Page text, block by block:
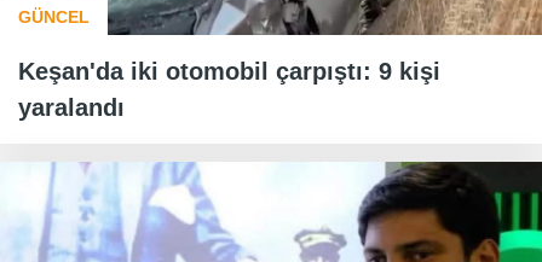
GÜNCEL
Keşan'da iki otomobil çarpıştı: 9 kişi
yaralandı